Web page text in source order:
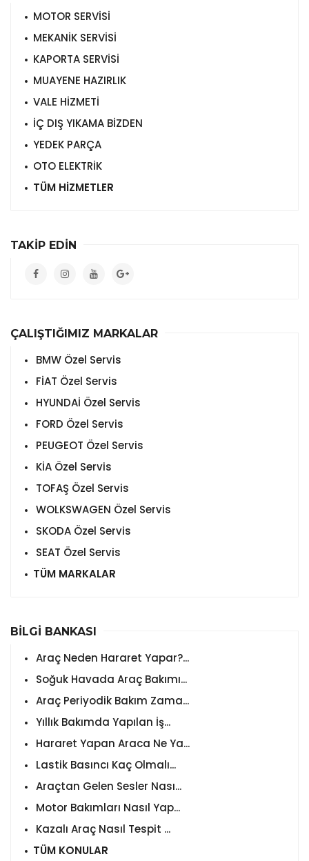
MOTOR SERVİSİ
MEKANİK SERVİSİ
KAPORTA SERVİSİ
MUAYENE HAZIRLIK
VALE HİZMETİ
İÇ DIŞ YIKAMA BİZDEN
YEDEK PARÇA
OTO ELEKTRİK
TÜM HİZMETLER
TAKİP EDİN
ÇALIŞTIĞIMIZ MARKALAR
BMW Özel Servis
FİAT Özel Servis
HYUNDAİ Özel Servis
FORD Özel Servis
PEUGEOT Özel Servis
KİA Özel Servis
TOFAŞ Özel Servis
WOLKSWAGEN Özel Servis
SKODA Özel Servis
SEAT Özel Servis
TÜM MARKALAR
BİLGİ BANKASI
Araç Neden Hararet Yapar?...
Soğuk Havada Araç Bakımı...
Araç Periyodik Bakım Zama...
Yıllık Bakımda Yapılan İş...
Hararet Yapan Araca Ne Ya...
Lastik Basıncı Kaç Olmalı...
Araçtan Gelen Sesler Nası...
Motor Bakımları Nasıl Yap...
Kazalı Araç Nasıl Tespit ...
TÜM KONULAR